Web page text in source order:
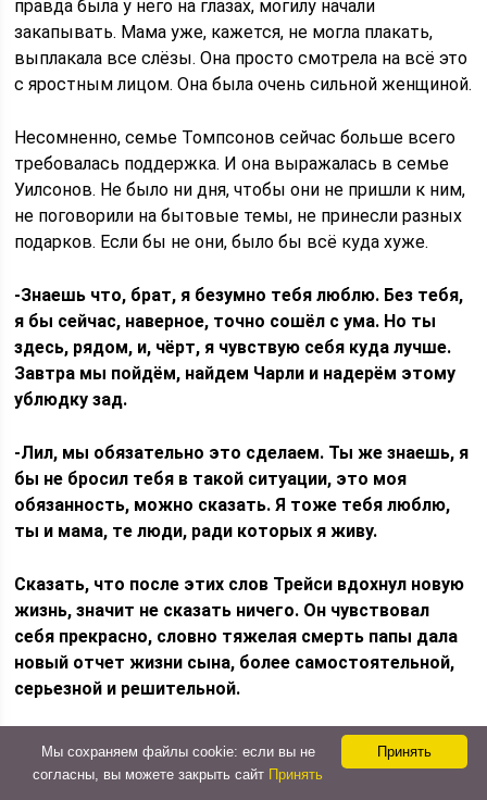
правда была у него на глазах, могилу начали
закапывать. Мама уже, кажется, не могла плакать,
выплакала все слёзы. Она просто смотрела на всё это
с яростным лицом. Она была очень сильной женщиной.
Несомненно, семье Томпсонов сейчас больше всего
требовалась поддержка. И она выражалась в семье
Уилсонов. Не было ни дня, чтобы они не пришли к ним,
не поговорили на бытовые темы, не принесли разных
подарков. Если бы не они, было бы всё куда хуже.
-Знаешь что, брат, я безумно тебя люблю. Без тебя,
я бы сейчас, наверное, точно сошёл с ума. Но ты
здесь, рядом, и, чёрт, я чувствую себя куда лучше.
Завтра мы пойдём, найдем Чарли и надерём этому
ублюдку зад.
-Лил, мы обязательно это сделаем. Ты же знаешь, я
бы не бросил тебя в такой ситуации, это моя
обязанность, можно сказать. Я тоже тебя люблю,
ты и мама, те люди, ради которых я живу.
Сказать, что после этих слов Трейси вдохнул новую
жизнь, значит не сказать ничего. Он чувствовал
себя прекрасно, словно тяжелая смерть папы дала
новый отчет жизни сына, более самостоятельной,
серьезной и решительной.
Важно Принять
Мы сохраняем файлы cookie: если вы не
согласны, вы можете закрыть сайт Принять